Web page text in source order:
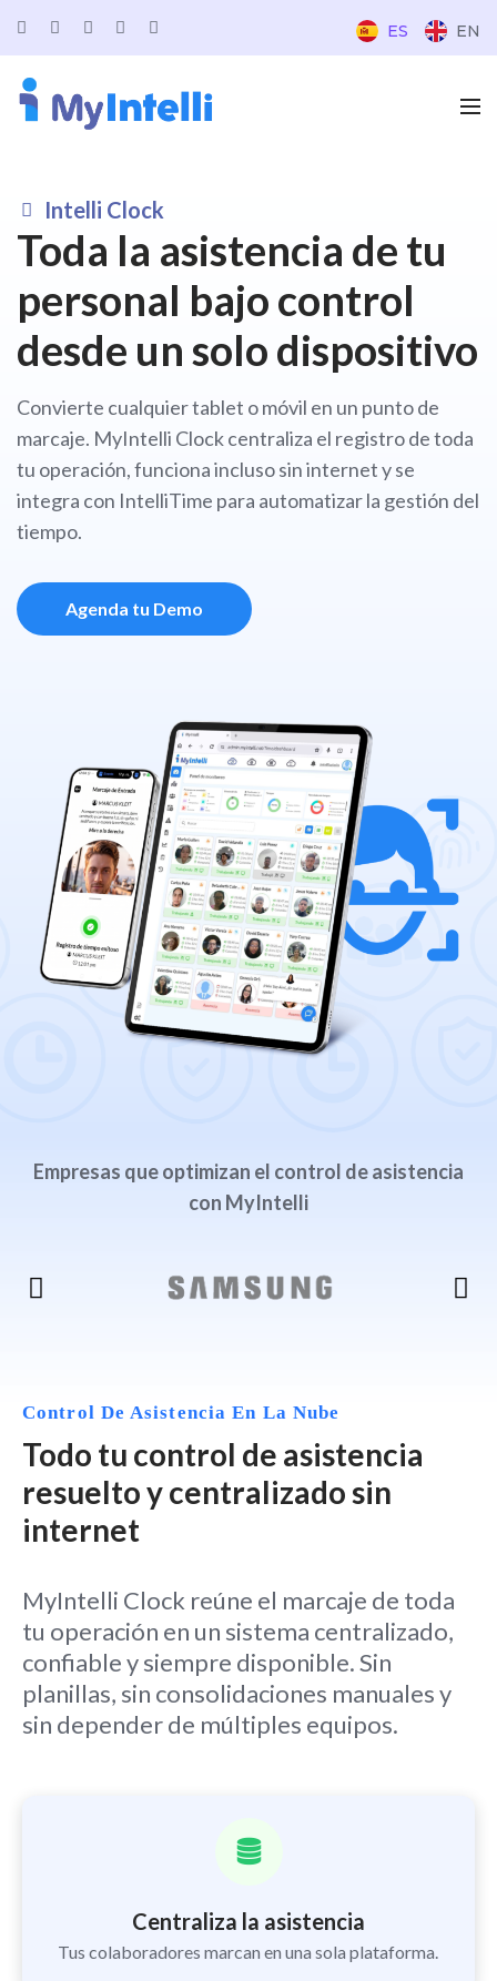
ES EN
Intelli Clock
Toda la asistencia de tu
personal bajo control
desde un solo dispositivo
Convierte cualquier tablet o móvil en un punto de
marcaje. MyIntelli Clock centraliza el registro de toda
tu operación, funciona incluso sin internet y se
integra con IntelliTime para automatizar la gestión del
tiempo.
Agenda tu Demo
Empresas que optimizan el control de asistencia
con MyIntelli
Control De Asistencia En La Nube
Todo tu control de asistencia
resuelto y centralizado sin
internet
MyIntelli Clock reúne el marcaje de toda
tu operación en un sistema centralizado,
confiable y siempre disponible. Sin
planillas, sin consolidaciones manuales y
sin depender de múltiples equipos.
Centraliza la asistencia
Tus colaboradores marcan en una sola plataforma.